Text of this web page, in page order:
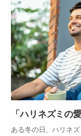
「ハリネズミの
ある冬の日、ハリネ